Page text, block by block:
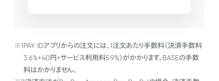
※1PAY IDアプリからの注文には、1注文あたり手数料（決済手数料
3.6%+40円+サービス利用料5.9%）がかかります。BASEの手数
料はかかりません。